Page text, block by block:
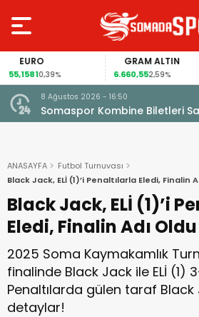
EURO
55,15810,39%
GRAM ALTIN
6.660,552,59%
8 Ağustos 2026 - 16:50
Somaspor Kombine Biletleri
ANASAYFA
Futbol Turnuvası
Black Jack, ELİ (1)’i Penaltılarla Eledi, Finalin
Black Jack, ELİ (1)’i
Eledi, Finalin Adı Oldu
2025 Soma Kaymakamlık
finalinde Black Jack ile ELİ (1)
Penaltılarda gülen taraf Black
detaylar!